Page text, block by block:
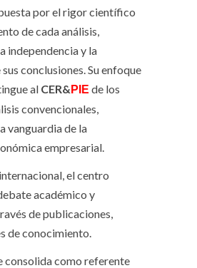
por el rigor científico
de cada análisis,
independencia y la
conclusiones. Su enfoque
al CER& PIE de los
convencionales,
vanguardia de la
empresarial.
el centro
académico y
de publicaciones,
de conocimiento.
consolida como referente